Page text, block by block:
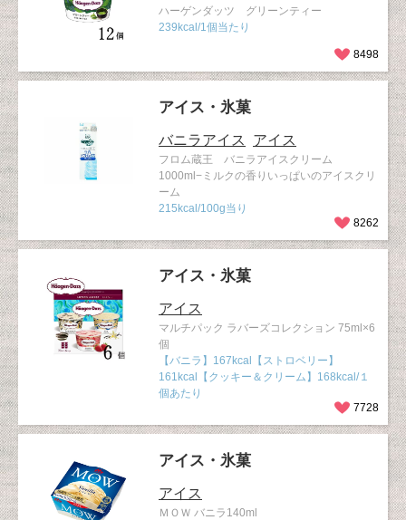
ハーゲンダッツ グリーンティー
239kcal/1個当たり
8498
アイス・氷菓
バニラアイス アイス
フロム蔵王 バニラアイスクリーム
1000ml−ミルクの香りいっぱいのアイスクリ
ーム
215kcal/100g当り
8262
アイス・氷菓
アイス
マルチパック ラバーズコレクション 75ml×6
個
【バニラ】167kcal【ストロベリー】
161kcal【クッキー＆クリーム】168kcal/１
個あたり
7728
アイス・氷菓
アイス
ＭＯＷ バニラ140ml